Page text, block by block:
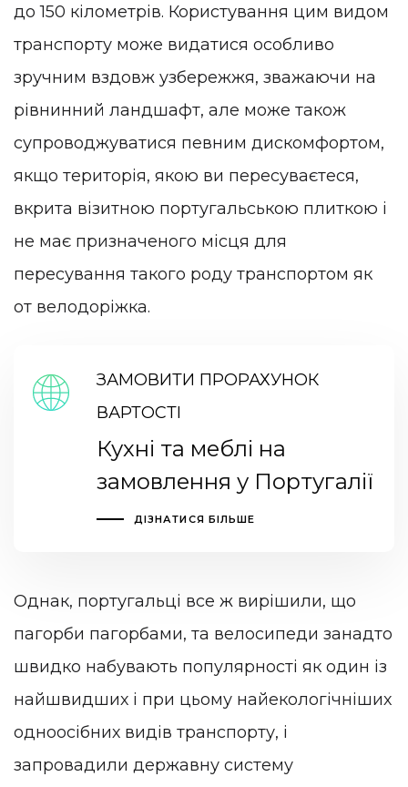
до 150 кілометрів. Користування цим видом
транспорту може видатися особливо
зручним вздовж узбережжя, зважаючи на
рівнинний ландшафт, але може також
супроводжуватися певним дискомфортом,
якщо територія, якою ви пересуваєтеся,
вкрита візитною португальською плиткою і
не має призначеного місця для
пересування такого роду транспортом як
от велодоріжка.
ЗАМОВИТИ ПРОРАХУНОК
ВАРТОСТІ
Кухні та меблі на
замовлення у Португалії
ДІЗНАТИСЯ БІЛЬШЕ
Однак, португальці все ж вирішили, що
пагорби пагорбами, та велосипеди занадто
швидко набувають популярності як один із
найшвидших і при цьому найекологічніших
одноосібних видів транспорту, і
запровадили державну систему